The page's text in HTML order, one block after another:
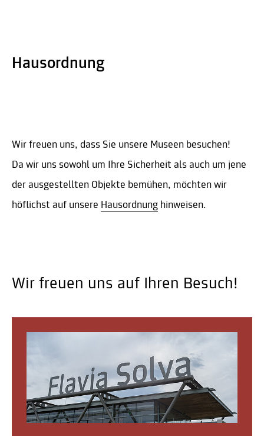
Hausordnung
Wir freuen uns, dass Sie unsere Museen besuchen!
Da wir uns sowohl um Ihre Sicherheit als auch um jene
der ausgestellten Objekte bemühen, möchten wir
höflichst auf unsere Hausordnung hinweisen.
Wir freuen uns auf Ihren Besuch!